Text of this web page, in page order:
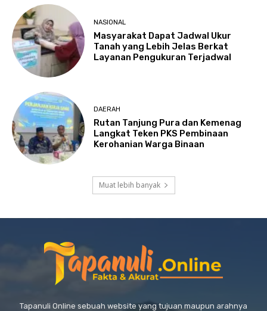
NASIONAL
Masyarakat Dapat Jadwal Ukur
Tanah yang Lebih Jelas Berkat
Layanan Pengukuran Terjadwal
DAERAH
Rutan Tanjung Pura dan Kemenag
Langkat Teken PKS Pembinaan
Kerohanian Warga Binaan
Muat lebih banyak
Tapanuli Online sebuah website yang tujuan maupun arahnya